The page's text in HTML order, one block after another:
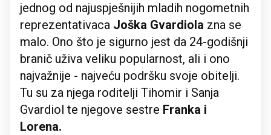
jednog od najuspješnijih mladih nogometnih
reprezentativaca Joška Gvardiola zna se
malo. Ono što je sigurno jest da 24-godišnji
branič uživa veliku popularnost, ali i ono
najvažnije - najveću podršku svoje obitelji.
Tu su za njega roditelji Tihomir i Sanja
Gvardiol te njegove sestre Franka i
Lorena.